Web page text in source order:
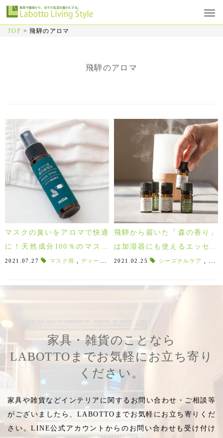
TOP >飛騨のアロマ
飛騨のアロマ
マスクの臭いをアロマで快適
に！天然成分100％のマスク
用スプレー♪
2021.07.27 マスク用 ディート無添加 , 天然素材 ,ナチュラル派,
飛騨から届いた「森の香り」
は加湿器にも使えるエッセン
シャルオイル♪入れるだけでス
2021.02.25 シーズナルケア
家具・雑貨のことなら
LABOTTOまでお気軽にお立ち寄り
ください。
家具や雑貨などインテリアに関するお問い合わせ・ご相談等
がございましたら、LABOTTOまでお気軽にお立ち寄りくだ
さい。LINE公式アカウントからのお問い合わせも受け付け